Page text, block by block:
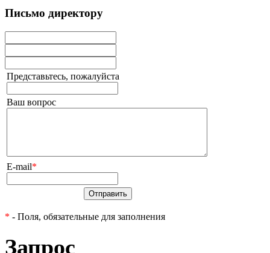
Письмо директору
Представьтесь, пожалуйста
Ваш вопрос
E-mail*
Отправить
* - Поля, обязательные для заполнения
Запрос